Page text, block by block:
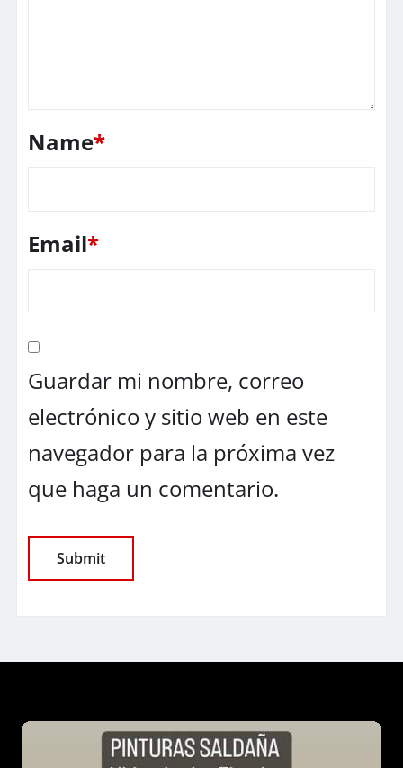
Name*
Email*
Guardar mi nombre, correo
electrónico y sitio web en este
navegador para la próxima vez
que haga un comentario.